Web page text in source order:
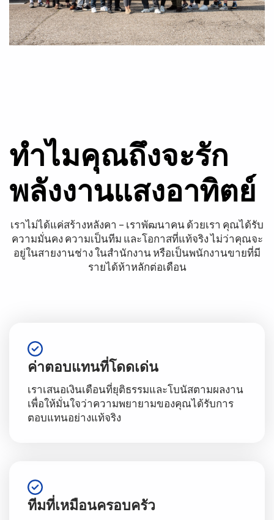
ทำไมคุณถึงจะรัก
พลังงานแสงอาทิตย์
เราไม่ได้แค่สร้างหลังคา – เราพัฒนาคน ด้วยเรา คุณได้รับ
ความมั่นคง ความเป็นทีม และโอกาสที่แท้จริง ไม่ว่าคุณจะ
อยู่ในสายงานช่าง ในสำนักงาน หรือเป็นพนักงานขายที่มี
รายได้ห้าหลักต่อเดือน
ค่าตอบแทนที่โดดเด่น
เราเสนอเงินเดือนที่ยุติธรรมและโบนัสตามผลงาน
เพื่อให้มั่นใจว่าความพยายามของคุณได้รับการ
ตอบแทนอย่างแท้จริง
ทีมที่เหมือนครอบครัว